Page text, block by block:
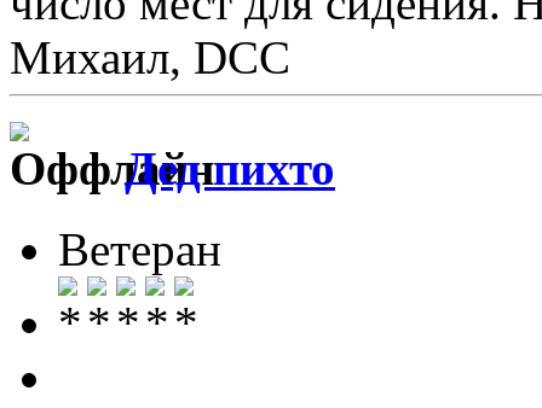
Михаил, DCC
Дед пихто
Ветеран